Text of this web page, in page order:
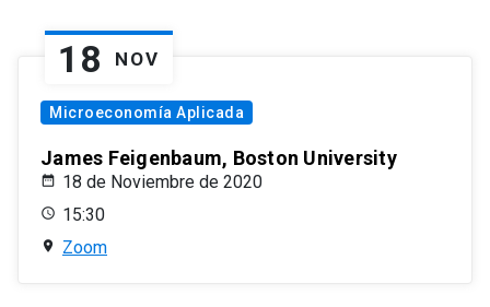
18 NOV
Microeconomía Aplicada
James Feigenbaum, Boston University
18 de Noviembre de 2020
15:30
Zoom